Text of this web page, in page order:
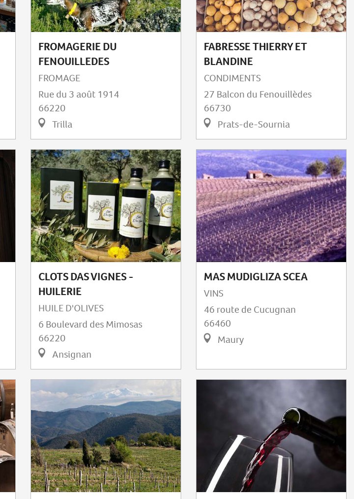
FROMAGERIE DU
FENOUILLEDES
FROMAGE
Rue du 3 août 1914
66220
Trilla
FABRESSE THIERRY ET
BLANDINE
CONDIMENTS
27 Balcon du Fenouillèdes
66730
Prats-de-Sournia
CLOTS DAS VIGNES -
HUILERIE
HUILE D'OLIVES
6 Boulevard des Mimosas
66220
Ansignan
MAS MUDIGLIZA SCEA
VINS
46 route de Cucugnan
66460
Maury